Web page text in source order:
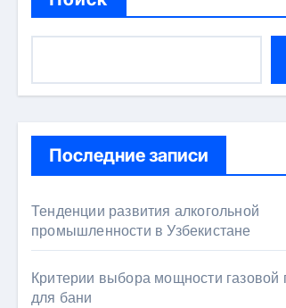
Последние записи
Тенденции развития алкогольной
промышленности в Узбекистане
Критерии выбора мощности газовой
для бани